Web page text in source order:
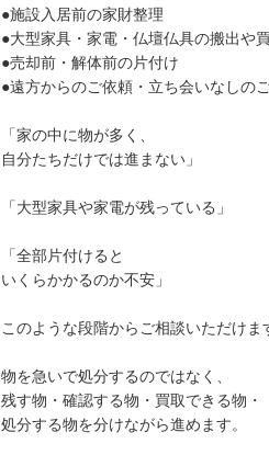
●施設入居前の家財整理
●大型家具・家電・仏壇仏具の搬出や
●売却前・解体前の片付け
●遠方からのご依頼・立ち会いなしの
「家の中に物が多く、
自分たちだけでは進まない」
「大型家具や家電が残っている」
「全部片付けると
いくらかかるのか不安」
このような段階からご相談いただけま
物を急いで処分するのではなく、
残す物・確認する物・買取できる物・
処分する物を分けながら進めます。